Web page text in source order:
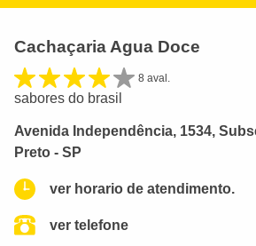
Cachaçaria Agua Doce
8 aval.
sabores do brasil
Avenida Independência, 1534,
Preto - SP
ver horario de atendimento.
ver telefone